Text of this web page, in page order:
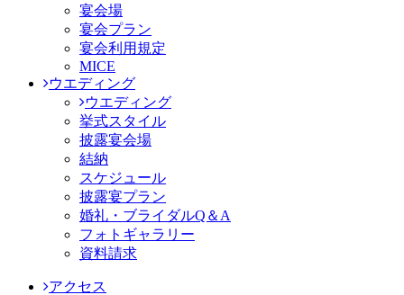
宴会場
宴会プラン
宴会利用規定
MICE
ウエディング
ウエディング
挙式スタイル
披露宴会場
結納
スケジュール
披露宴プラン
婚礼・ブライダルQ＆A
フォトギャラリー
資料請求
アクセス